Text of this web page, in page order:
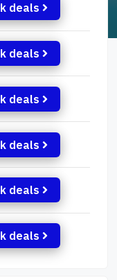
deals
deals
deals
deals
deals
deals